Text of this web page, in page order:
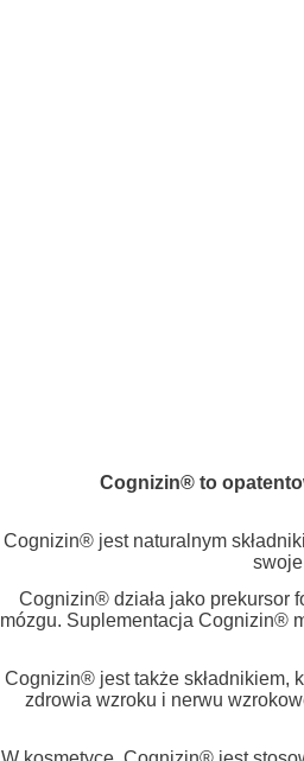
Cognizin® to
Cognizin® jest naturalnym
Cognizin® działa jako prekursor
mózgu. Suplementacja Cognizin®
Cognizin® jest także składnikiem,
zdrowia wzroku i nerwu